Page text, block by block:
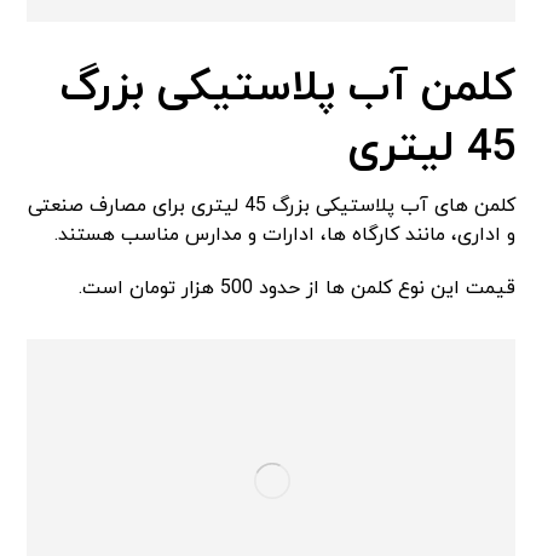
کلمن آب پلاستیکی بزرگ
45 لیتری
کلمن‌ های آب پلاستیکی بزرگ 45 لیتری برای مصارف صنعتی
و اداری، مانند کارگاه‌ ها، ادارات و مدارس مناسب هستند.
قیمت این نوع کلمن‌ ها از حدود 500 هزار تومان است.